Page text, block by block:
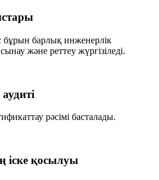
барлық инженерлік
және реттеу жүргізіледі.
рәсімі басталады.
іске қосылуы